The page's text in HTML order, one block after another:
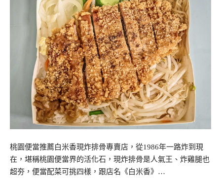
桃園便當推薦白米香現炸排骨專賣店，從1986年一路炸到現
在，堪稱桃園便當界的活化石，現炸排骨是人氣王、炸雞腿也
超夯，便當配菜可挑四樣，跟店名《白米香》…